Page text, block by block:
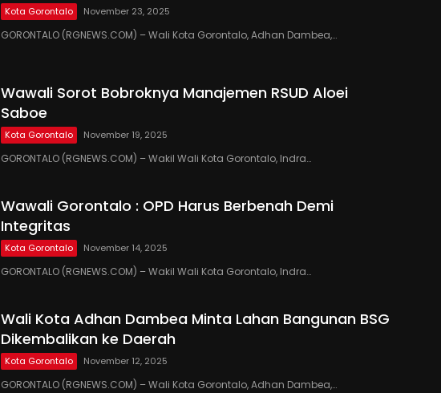
Kota Gorontalo November 23, 2025
GORONTALO (RGNEWS.COM) – Wali Kota Gorontalo, Adhan Dambea,…
Wawali Sorot Bobroknya Manajemen RSUD Aloei
Saboe
Kota Gorontalo November 19, 2025
GORONTALO (RGNEWS.COM) – Wakil Wali Kota Gorontalo, Indra…
Wawali Gorontalo : OPD Harus Berbenah Demi
Integritas
Kota Gorontalo November 14, 2025
GORONTALO (RGNEWS.COM) – Wakil Wali Kota Gorontalo, Indra…
Wali Kota Adhan Dambea Minta Lahan Bangunan BSG
Dikembalikan ke Daerah
Kota Gorontalo November 12, 2025
GORONTALO (RGNEWS.COM) – Wali Kota Gorontalo, Adhan Dambea,…